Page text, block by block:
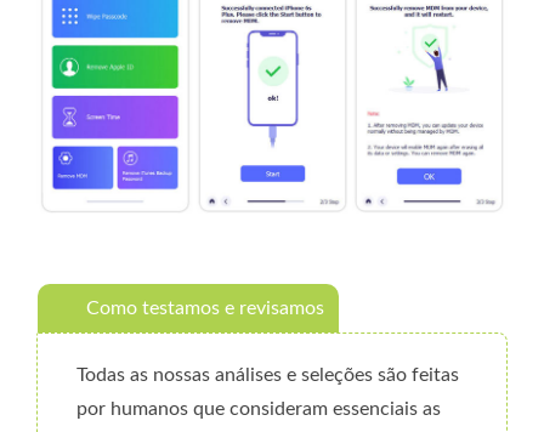
Como testamos e revisamos
Todas as nossas análises e seleções são feitas
por humanos que consideram essenciais as